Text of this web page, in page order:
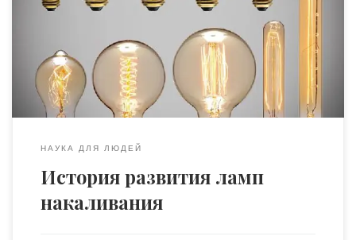
освещение, имевшее несущественные преимущества
перед лампами с жидким топливом: централизация
поставок установок светильным газом, сравнительная
дешевизна топлива, простота газовых горелок и
простота обслуживания. Но в меру развития
производства, роста […]
НАУКА ДЛЯ ЛЮДЕЙ
История развития ламп
накаливания